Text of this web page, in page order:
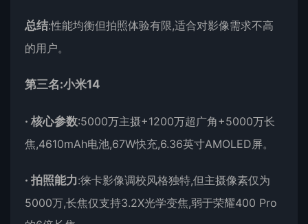
总结:性能均衡但拍照体验有限,适合对影像需求不高
的用户。
第三名:小米14
· 核心参数:5000万主摄+1200万超广角+5000万长
焦,4610mAh电池,67W快充,6.36英寸AMOLED屏。
· 拍照能力:徕卡影像调校风格独特,但主摄像素仅为
5000万,长焦仅支持3.2X光学变焦,弱于荣耀400 Pro